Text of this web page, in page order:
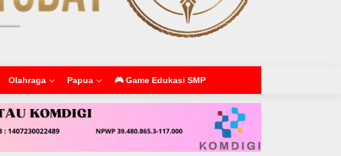
Olahraga Papua 🎮 Game Edukasi SMP